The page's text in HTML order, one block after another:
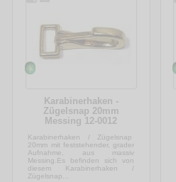
Karabinerhaken -
Zügelsnap 20mm
Messing 12-0012
Karabinerhaken / Zügelsnap
20mm mit feststehender, grader
Aufnahme, aus massiv
Messing.Es befinden sich von
diesem Karabinerhaken /
Zügelsnap...